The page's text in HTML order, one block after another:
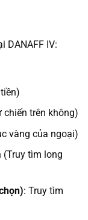
DANAFF IV:
chiến trên không)
vàng của ngoại)
(Truy tìm long
: Truy tìm